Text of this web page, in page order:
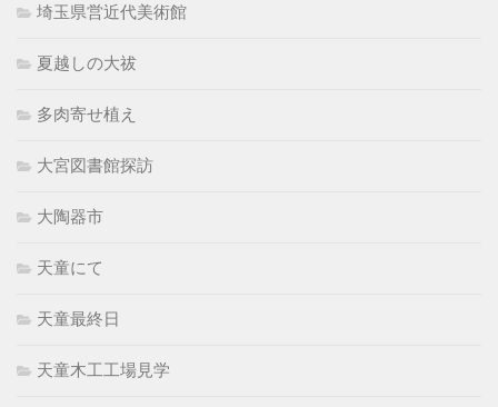
埼玉県営近代美術館
夏越しの大祓
多肉寄せ植え
大宮図書館探訪
大陶器市
天童にて
天童最終日
天童木工工場見学